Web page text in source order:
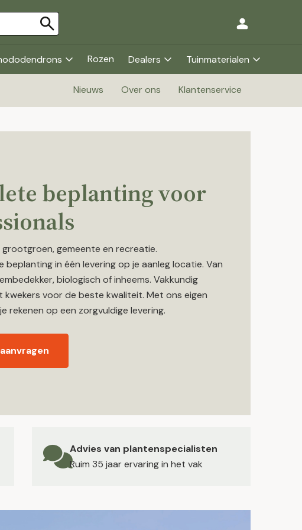
Rozen Dealers Tuinmaterialen
Nieuws Over ons Klantenservice
beplanting voor
grootgroen, gemeente en recreatie.
beplanting in één leveringop je aanleg locatie. Van
biologisch of inheems. Vakkundig
kwekers voor de beste kwaliteit. Met ons eigen
rekenen op een zorgvuldige levering.
Advies van plantenspecialisten
Ruim 35 jaar ervaring in het vak